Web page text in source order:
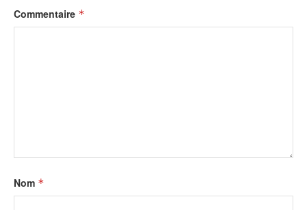
Commentaire *
Nom *